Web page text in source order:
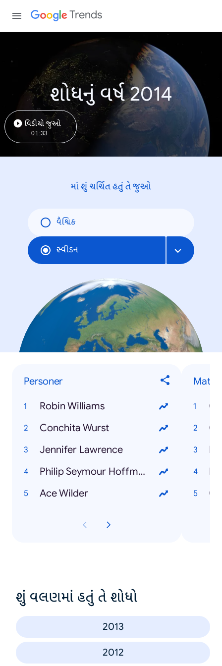
Trends
શોધનું વર્ષ 2014
વિડીયો જુઓ
01:33
માં શું ચર્ચિત હતું તે જુઓ
વૈશ્વિક
સ્વીડન
Personer
Robin Williams
Conchita Wurst
Jennifer Lawrence
Philip Seymour Hoffman
Ace Wilder
Mat
શું વલણમાં હતું તે શોધો
2013
2012